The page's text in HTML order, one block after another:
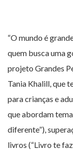
“O mundo é
quem busca uma
projeto Grandes
Tania Khalill, que
para crianças e
que abordam
diferente”),
livros (“Livro te